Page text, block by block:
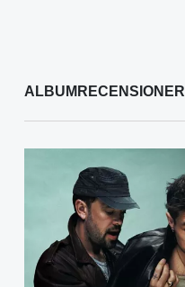
ALBUMRECENSIONER